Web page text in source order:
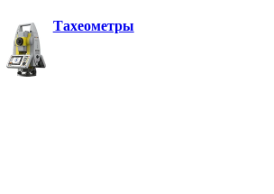
Тахеометры